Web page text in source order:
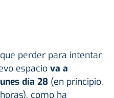
perder para intentar
espacio va a
día 28 (en principio,
como ha